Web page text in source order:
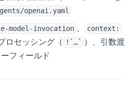
openai.yaml
model-invocation 、
context:
ロセッシング（ !`…` ）、引数渡
フィールド